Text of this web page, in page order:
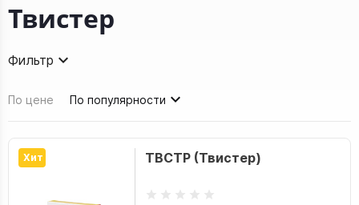
Твистер
Фильтр
По цене По популярности
Хит ТВСТР (Твистер)